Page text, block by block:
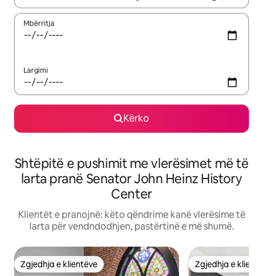
Mbërritja
Largimi
Kërko
Shtëpitë e pushimit me vlerësimet më të
larta pranë Senator John Heinz History
Center
Klientët e pranojnë: këto qëndrime kanë vlerësime të
larta për vendndodhjen, pastërtinë e më shumë.
Zgjedhja e klientëve
Zgjedhja e klientëve Zgjedhja e
Zgjedhja e